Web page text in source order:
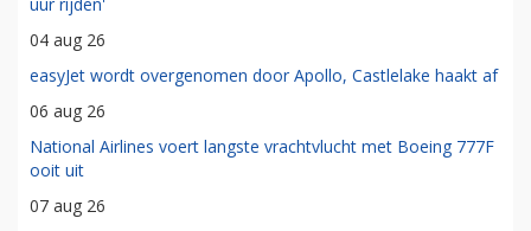
04 aug 26
easyJet wordt overgenomen door Apollo, Castlelake haakt af
06 aug 26
National Airlines voert langste vrachtvlucht met Boeing 777F
ooit uit
07 aug 26